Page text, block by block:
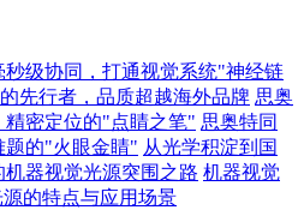
级协同，打通视觉系统"神经链
先行者，品质超越海外品牌 思奥
密定位的"点睛之笔" 思奥特同
题的"火眼金睛" 从光学积淀到国
器视觉光源突围之路 机器视觉
的特点与应用场景